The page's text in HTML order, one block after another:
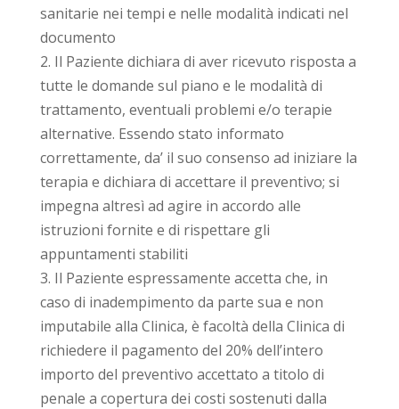
sanitarie nei tempi e nelle modalità indicati nel
documento
2. Il Paziente dichiara di aver ricevuto risposta a
tutte le domande sul piano e le modalità di
trattamento, eventuali problemi e/o terapie
alternative. Essendo stato informato
correttamente, da’ il suo consenso ad iniziare la
terapia e dichiara di accettare il preventivo; si
impegna altresì ad agire in accordo alle
istruzioni fornite e di rispettare gli
appuntamenti stabiliti
3. Il Paziente espressamente accetta che, in
caso di inadempimento da parte sua e non
imputabile alla Clinica, è facoltà della Clinica di
richiedere il pagamento del 20% dell’intero
importo del preventivo accettato a titolo di
penale a copertura dei costi sostenuti dalla